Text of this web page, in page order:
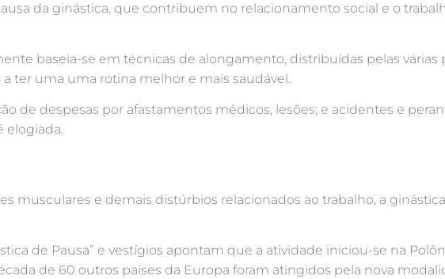
da ginástica, que contribuem no relacionamento social e o
baseia-se em técnicas de alongamento, distribuídas pelas várias
ter uma uma rotina melhor e mais saudável.
de despesas por afastamentos médicos, lesões; e acidentes e
elogiada.
musculares e demais distúrbios relacionados ao trabalho, a
de Pausa” e vestígios apontam que a atividade iniciou-se na
de 60 outros países da Europa foram atingidos pela nova